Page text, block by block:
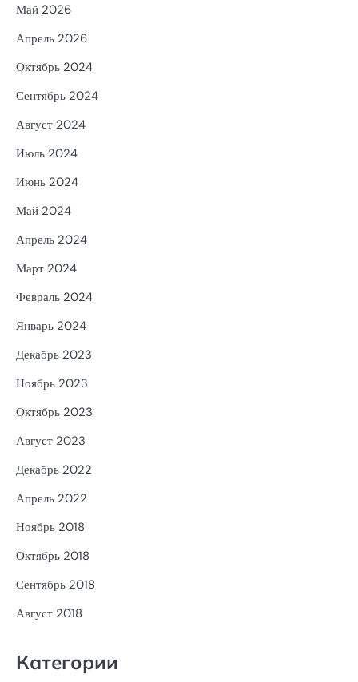
Май 2026
Апрель 2026
Октябрь 2024
Сентябрь 2024
Август 2024
Июль 2024
Июнь 2024
Май 2024
Апрель 2024
Март 2024
Февраль 2024
Январь 2024
Декабрь 2023
Ноябрь 2023
Октябрь 2023
Август 2023
Декабрь 2022
Апрель 2022
Ноябрь 2018
Октябрь 2018
Сентябрь 2018
Август 2018
Категории